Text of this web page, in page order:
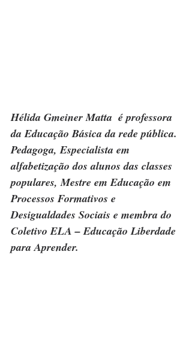
Hélida Gmeiner Matta  é professora
da Educação Básica da rede pública.
Pedagoga, Especialista em
alfabetização dos alunos das classes
populares, Mestre em Educação em
Processos Formativos e
Desigualdades Sociais e membra do
Coletivo ELA – Educação Liberdade
para Aprender.